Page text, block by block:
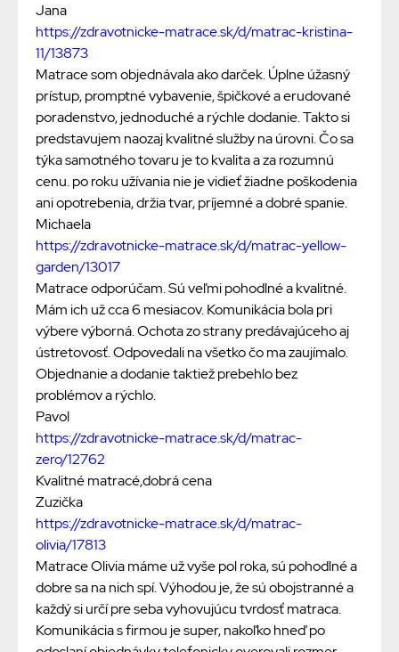
Jana
https://zdravotnicke-matrace.sk/d/matrac-kristina-
11/13873
Matrace som objednávala ako darček. Úplne úžasný
prístup, promptné vybavenie, špičkové a erudované
poradenstvo, jednoduché a rýchle dodanie. Takto si
predstavujem naozaj kvalitné služby na úrovni. Čo sa
týka samotného tovaru je to kvalita a za rozumnú
cenu. po roku užívania nie je vidieť žiadne poškodenia
ani opotrebenia, držia tvar, príjemné a dobré spanie.
Michaela
https://zdravotnicke-matrace.sk/d/matrac-yellow-
garden/13017
Matrace odporúčam. Sú veľmi pohodlné a kvalitné.
Mám ich už cca 6 mesiacov. Komunikácia bola pri
výbere výborná. Ochota zo strany predávajúceho aj
ústretovosť. Odpovedali na všetko čo ma zaujímalo.
Objednanie a dodanie taktiež prebehlo bez
problémov a rýchlo.
Pavol
https://zdravotnicke-matrace.sk/d/matrac-
zero/12762
Kvalitné matracé,dobrá cena
Zuzička
https://zdravotnicke-matrace.sk/d/matrac-
olivia/17813
Matrace Olivia máme už vyše pol roka, sú pohodlné a
dobre sa na nich spí. Výhodou je, že sú obojstranné a
každý si určí pre seba vyhovujúcu tvrdosť matraca.
Komunikácia s firmou je super, nakoľko hneď po